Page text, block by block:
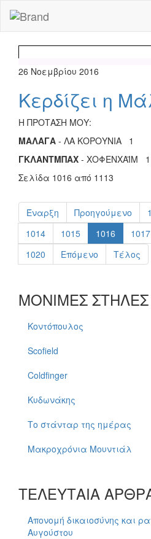
26 Νοεμβρίου 2016
Κερδίζει η
Η ΠΡΟΤΑΣΗ ΜΟΥ:
ΜΑΛΑΓΑ - ΛΑ ΚΟΡΟΥΝΙΑ 1
ΓΚΛΑΝΤΜΠΑΧ - ΧΟΦΕΝΧΑΪΜ 1
Σελίδα 1016 από 1113
Έναρξη Προηγούμενο
1014
1015 1016 1017
1020
Επόμενο Τέλος
ΜΟΝΙΜΕΣ ΣΤΗΛΕΣ
Κοντόπουλος
Scofield
Coldfinger
Κυδωνάκης
Το στάνταρ της ημέρας
Μακροχρόνια Μουντιάλ
ΤΕΛΕΥΤΑΙΑ
Απονομή δικαιοσύνης και
Αυγούστου